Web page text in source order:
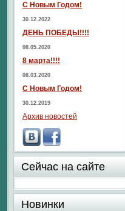
С Новым Годом!
30.12.2022
ДЕНЬ ПОБЕДЫ!!!!
08.05.2020
8 марта!!!!
08.03.2020
С Новым Годом!
30.12.2019
Архив новостей
Сейчас на сайте
Новинки